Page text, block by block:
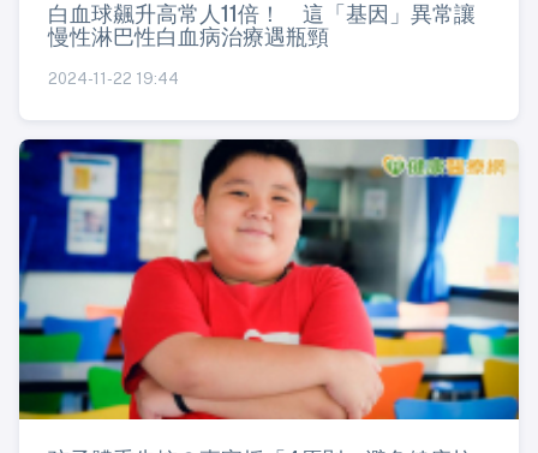
白血球飆升高常人11倍！ 這「基因」異常讓
慢性淋巴性白血病治療遇瓶頸
2024-11-22 19:44